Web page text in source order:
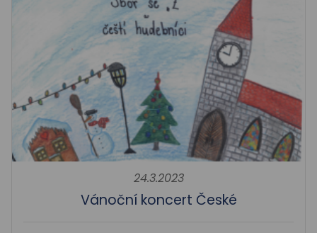
24.3.2023
Vánoční koncert České